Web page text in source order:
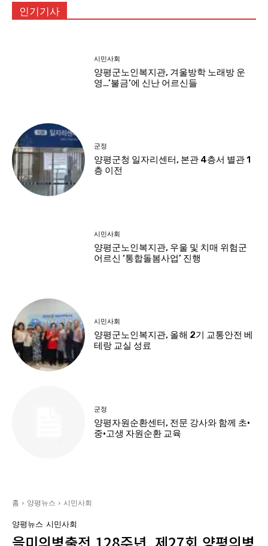
인기기사
시민사회
양평군노인복지관, 겨울방학 노래방 운
영…’불금’에 신난 어르신들
군정
양평군청 일자리센터, 본관 4층서 별관 1
층 이전
시민사회
양평군노인복지관, 우울 및 치매 위험군
어르신 ‘통합돌봄사업’ 진행
시민사회
양평군노인복지관, 올해 2기 교통안전 베
테랑 교실 성료
군정
양평자원순환센터, 전문 강사와 함께 초·
중·고생 자원순환 교육